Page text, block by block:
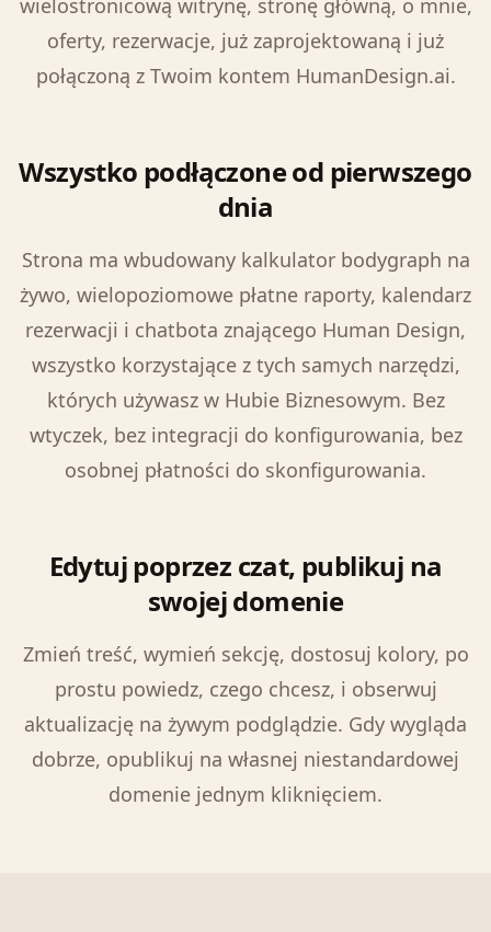
wielostronicową witrynę, stronę główną, o mnie,
oferty, rezerwacje, już zaprojektowaną i już
połączoną z Twoim kontem HumanDesign.ai.
Wszystko podłączone od pierwszego
dnia
Strona ma wbudowany kalkulator bodygraph na
żywo, wielopoziomowe płatne raporty, kalendarz
rezerwacji i chatbota znającego Human Design,
wszystko korzystające z tych samych narzędzi,
których używasz w Hubie Biznesowym. Bez
wtyczek, bez integracji do konfigurowania, bez
osobnej płatności do skonfigurowania.
Edytuj poprzez czat, publikuj na
swojej domenie
Zmień treść, wymień sekcję, dostosuj kolory, po
prostu powiedz, czego chcesz, i obserwuj
aktualizację na żywym podglądzie. Gdy wygląda
dobrze, opublikuj na własnej niestandardowej
domenie jednym kliknięciem.